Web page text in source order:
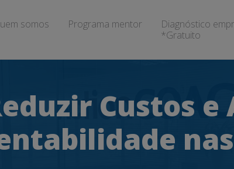
somos Programa mentor
Diagnóstico
*Gratuito
Custos